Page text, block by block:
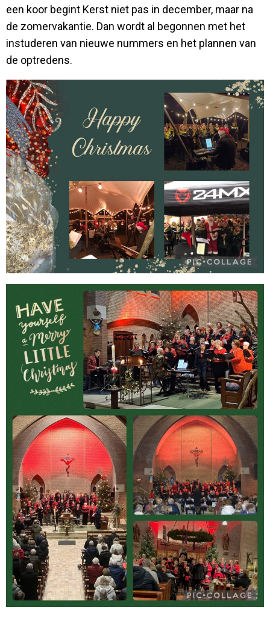
een koor begint Kerst niet pas in december, maar na
de zomervakantie. Dan wordt al begonnen met het
instuderen van nieuwe nummers en het plannen van
de optredens.